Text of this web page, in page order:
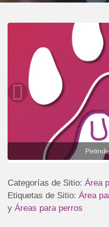
Categorías de Sitio: Área
Etiquetas de Sitio: Área
y Áreas para perros